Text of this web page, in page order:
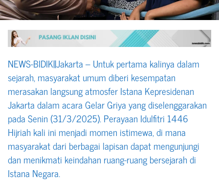
NEWS-BIDIK||Jakarta – Untuk pertama kalinya dalam
sejarah, masyarakat umum diberi kesempatan
merasakan langsung atmosfer Istana Kepresidenan
Jakarta dalam acara Gelar Griya yang diselenggarakan
pada Senin (31/3/2025). Perayaan Idulfitri 1446
Hijriah kali ini menjadi momen istimewa, di mana
masyarakat dari berbagai lapisan dapat mengunjungi
dan menikmati keindahan ruang-ruang bersejarah di
Istana Negara.